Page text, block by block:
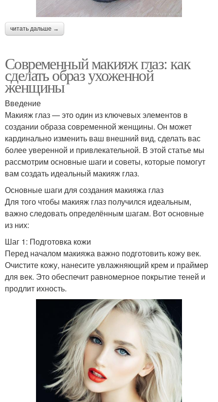
читать дальше →
Современный макияж глаз: как
сделать образ ухоженной
женщины
Введение
Макияж глаз — это один из ключевых элементов в
создании образа современной женщины. Он может
кардинально изменить ваш внешний вид, сделать вас
более уверенной и привлекательной. В этой статье мы
рассмотрим основные шаги и советы, которые помогут
вам создать идеальный макияж глаз.
Основные шаги для создания макияжа глаз
Для того чтобы макияж глаз получился идеальным,
важно следовать определённым шагам. Вот основные
из них:
Шаг 1: Подготовка кожи
Перед началом макияжа важно подготовить кожу век.
Очистите кожу, нанесите увлажняющий крем и праймер
для век. Это обеспечит равномерное покрытие теней и
продлит ихность.